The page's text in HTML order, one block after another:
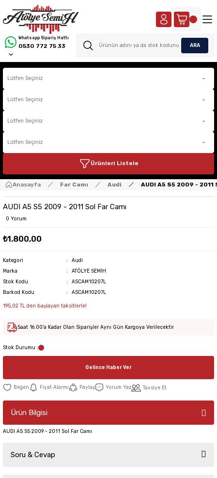
Whatsapp Sipariş Hattı
0530 772 75 33 ARA
Ürünleri Listele
Anasayfa Far Camı Audi AUDI A5 S5 2009 - 2011
AUDI A5 S5 2009 - 2011 Sol Far Camı
0 Yorum
₺1.800,00
Kategori
Audi
Marka
ATÖLYE SEMİH
Stok Kodu
ASCAM10207L
Barkod Kodu
ASCAM10207L
195,02 TL den başlayan taksitlerle!
Saat 16:00'a Kadar Olan Siparişler Aynı Gün Kargoya Verilecektir
Stok Durumu :
Gelince Haber Ver
Fiyat Alarmı Paylaş Yorum Yaz Tavsiye Et
Ürün Bilgisi
AUDI A5 S5 2009 - 2011 Sol Far Camı
Soru & Cevap